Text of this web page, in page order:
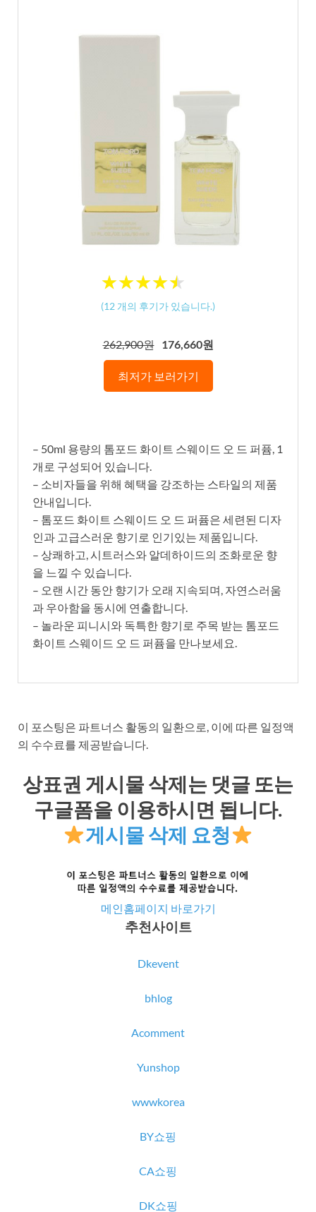
★★★★★
★★★★★
(12 개의 후기가 있습니다.)
262,900원 176,660원
최저가 보러가기
– 50ml 용량의 톰포드 화이트 스웨이드 오 드 퍼퓸, 1
개로 구성되어 있습니다.
– 소비자들을 위해 혜택을 강조하는 스타일의 제품
안내입니다.
– 톰포드 화이트 스웨이드 오 드 퍼퓸은 세련된 디자
인과 고급스러운 향기로 인기있는 제품입니다.
– 상쾌하고, 시트러스와 알데하이드의 조화로운 향
을 느낄 수 있습니다.
– 오랜 시간 동안 향기가 오래 지속되며, 자연스러움
과 우아함을 동시에 연출합니다.
– 놀라운 피니시와 독특한 향기로 주목 받는 톰포드
화이트 스웨이드 오 드 퍼퓸을 만나보세요.
이 포스팅은 파트너스 활동의 일환으로, 이에 따른 일정액
의 수수료를 제공받습니다.
상표권 게시물 삭제는 댓글 또는
구글폼을 이용하시면 됩니다.
게시물 삭제 요청
메인홈페이지 바로가기
추천사이트
Dkevent
bhlog
Acomment
Yunshop
wwwkorea
BY쇼핑
CA쇼핑
DK쇼핑